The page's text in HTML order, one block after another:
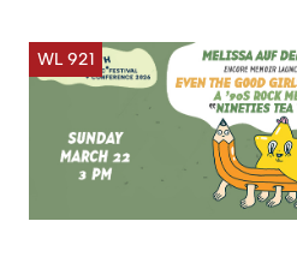
WL 921